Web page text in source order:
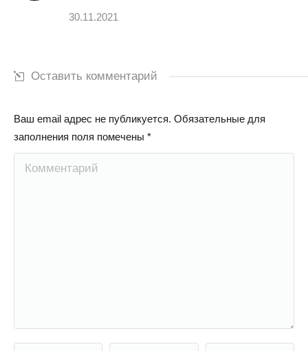
30.11.2021
Оставить комментарий
Ваш email адрес не публикуется. Обязательные для
заполнения поля помечены *
Комментарий